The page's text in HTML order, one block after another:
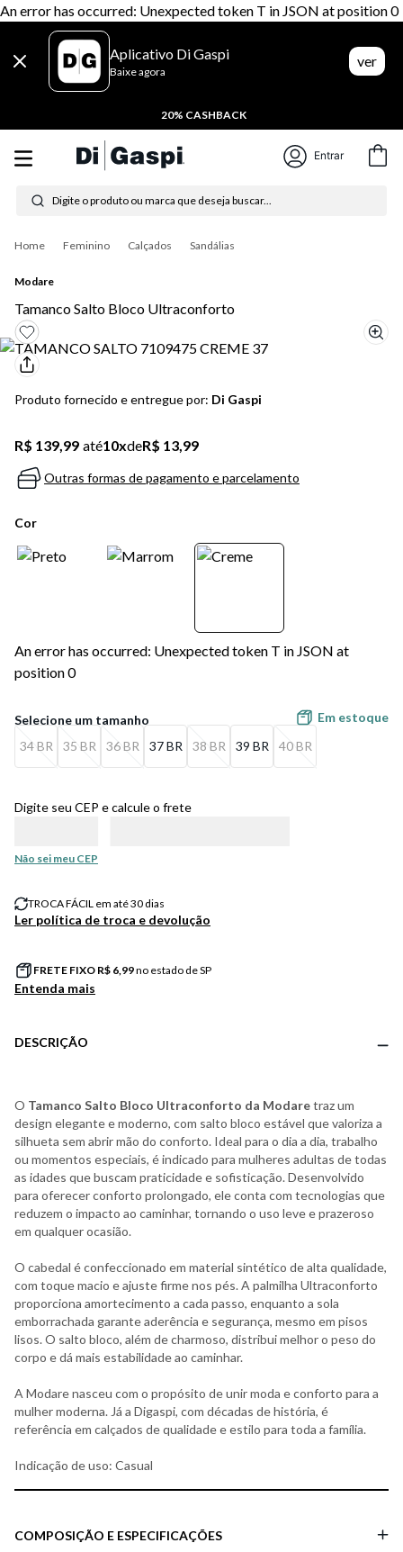
An error has occurred: Unexpected token T in JSON at position 0
Aplicativo Di Gaspi
Baixe agora
ver
20% CASHBACK
Entrar
Digite o produto ou marca que deseja buscar...
Feminino Calçados Sandálias
Modare
Tamanco Salto Bloco Ultraconforto
Produto fornecido e entregue por: Di Gaspi
R$ 139,99 até10xdeR$ 13,99
Outras formas de pagamento e parcelamento
Cor
An error has occurred: Unexpected token T in JSON at
position 0
34 BR 35 BR 36 BR 37 BR 38 BR 39 BR 40 BR
Em estoque
Digite seu CEP e calcule o frete
Não sei meu CEP
TROCA FÁCIL em até 30 dias
Ler política de troca e devolução
FRETE FIXO R$ 6,99no estado de SP
Entenda mais
DESCRIÇÃO
O Tamanco Salto Bloco Ultraconforto da Modaretraz um
design elegante e moderno, com salto bloco estável que valoriza a
silhueta sem abrir mão do conforto. Ideal para o dia a dia, trabalho
ou momentos especiais, é indicado para mulheres adultas de todas
as idades que buscam praticidade e sofisticação. Desenvolvido
para oferecer conforto prolongado, ele conta com tecnologias que
reduzem o impacto ao caminhar, tornando o uso leve e prazeroso
em qualquer ocasião.
O cabedal é confeccionado em material sintético de alta qualidade,
com toque macio e ajuste firme nos pés. A palmilha Ultraconforto
proporciona amortecimento a cada passo, enquanto a sola
emborrachada garante aderência e segurança, mesmo em pisos
lisos. O salto bloco, além de charmoso, distribui melhor o peso do
corpo e dá mais estabilidade ao caminhar.
A Modare nasceu com o propósito de unir moda e conforto para a
mulher moderna. Já a Digaspi, com décadas de história, é
referência em calçados de qualidade e estilo para toda a família.
Indicação de uso: Casual
COMPOSIÇÃO E ESPECIFICAÇÕES
Termos mais buscados
1º tênis feminino
3º moletom
4º tênis masculino
5 º bota
6º sandalia
7º jeans
8º chuteira
9º salto